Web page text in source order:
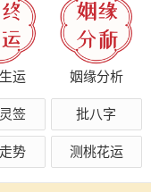
运 姻缘分析
签 批八字
势 测桃花运